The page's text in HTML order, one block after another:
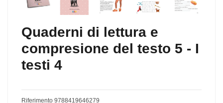
Quaderni di lettura e
compresione del testo 5 - I
testi 4
Riferimento 9788419646279